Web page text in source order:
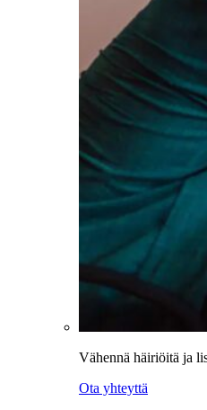
Vähennä häiriöitä ja
Ota yhteyttä